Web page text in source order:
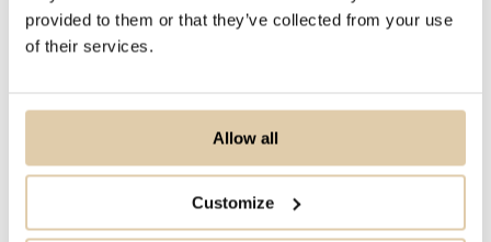
provided to them or that they’ve collected from your use
of their services.
Allow all
Customize
Modellen ser ut ungefär så här:
Din kontaktperson:”XYZ fluffigt
svårtolkat svar på din fråga om hur
intresserad hen verkligen är.”
Du som säljare:”Oftast när jag hör ett